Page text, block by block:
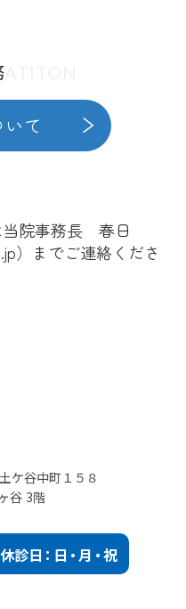
て
当院事務長 春日
）までご連絡くださ
ケ谷中町１５８
谷 3階
休診日：日・月・祝